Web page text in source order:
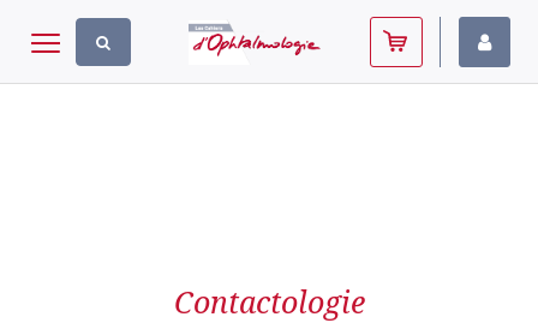
Toggle navigation
Contactologie
Panneau de gestion des cookies